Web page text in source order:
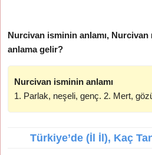
Nurcivan isminin anlamı,
anlama gelir?
Nurcivan isminin anlamı
1. Parlak, neşeli, genç. 2. Mert,
Türkiye’de (İl İl), Kaç